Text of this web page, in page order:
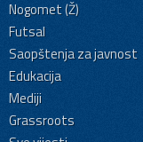
Nogomet (Ž)
Futsal
Saopštenja za javnost
Edukacija
Mediji
Grassroots